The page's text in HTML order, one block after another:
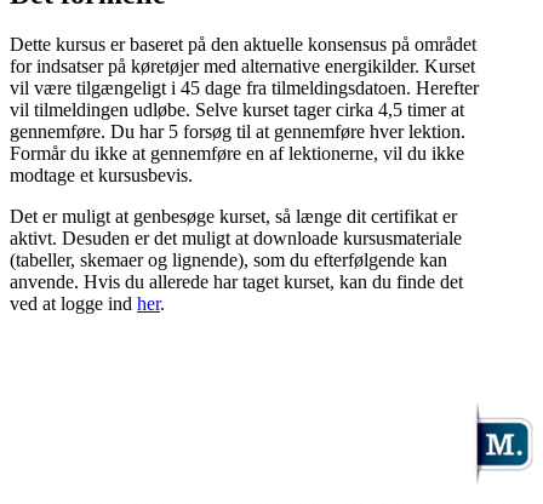
Dette kursus er baseret på den aktuelle konsensus på området
for indsatser på køretøjer med alternative energikilder. Kurset
vil være tilgængeligt i 45 dage fra tilmeldingsdatoen. Herefter
vil tilmeldingen udløbe. Selve kurset tager cirka 4,5 timer at
gennemføre. Du har 5 forsøg til at gennemføre hver lektion.
Formår du ikke at gennemføre en af lektionerne, vil du ikke
modtage et kursusbevis.
Det er muligt at genbesøge kurset, så længe dit certifikat er
aktivt. Desuden er det muligt at downloade kursusmateriale
(tabeller, skemaer og lignende), som du efterfølgende kan
anvende. Hvis du allerede har taget kurset, kan du finde det
ved at logge ind her.